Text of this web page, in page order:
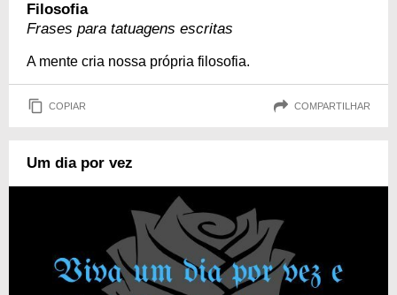
Filosofia
Frases para tatuagens escritas
A mente cria nossa própria filosofia.
COPIAR COMPARTILHAR
Um dia por vez